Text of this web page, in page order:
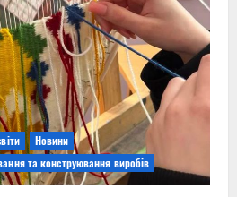
Новини
та конструювання виробів